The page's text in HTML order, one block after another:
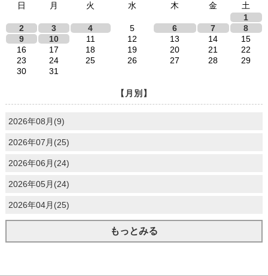
日
月 火 水 木 金
土
1
2
3 4 5 6 7
8
9
10 11 12 13 14
15
16
17 18 19 20 21
22
23
24 25 26 27 28
29
30
31
【月別】
2026年08月(9)
2026年07月(25)
2026年06月(24)
2026年05月(24)
2026年04月(25)
もっとみる